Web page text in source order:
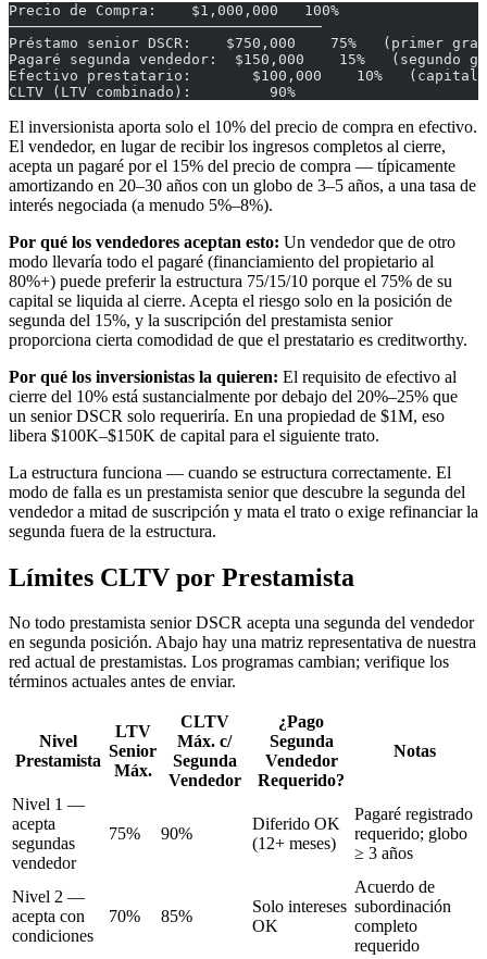
Precio de Compra:    $1,000,000   100%
────────────────────────────────────
Préstamo senior DSCR:    $750,000    75%   (primer
Pagaré segunda vendedor:  $150,000    15%   (segundo
Efectivo prestatario:       $100,000    10%
CLTV (LTV combinado):         90%
El inversionista aporta solo el 10% del precio de compra en efectivo.
El vendedor, en lugar de recibir los ingresos completos al cierre,
acepta un pagaré por el 15% del precio de compra — típicamente
amortizando en 20–30 años con un globo de 3–5 años, a una tasa de
interés negociada (a menudo 5%–8%).
Por qué los vendedores aceptan esto: Un vendedor que de otro
modo llevaría todo el pagaré (financiamiento del propietario al
80%+) puede preferir la estructura 75/15/10 porque el 75% de su
capital se liquida al cierre. Acepta el riesgo solo en la posición de
segunda del 15%, y la suscripción del prestamista senior
proporciona cierta comodidad de que el prestatario es creditworthy.
Por qué los inversionistas la quieren: El requisito de efectivo al
cierre del 10% está sustancialmente por debajo del 20%–25% que
un senior DSCR solo requeriría. En una propiedad de $1M, eso
libera $100K–$150K de capital para el siguiente trato.
La estructura funciona — cuando se estructura correctamente. El
modo de falla es un prestamista senior que descubre la segunda del
vendedor a mitad de suscripción y mata el trato o exige refinanciar la
segunda fuera de la estructura.
Límites CLTV por Prestamista
No todo prestamista senior DSCR acepta una segunda del vendedor
en segunda posición. Abajo hay una matriz representativa de nuestra
red actual de prestamistas. Los programas cambian; verifique los
términos actuales antes de enviar.
Nivel
Prestamista
LTV
Senior
Máx.
CLTV
Máx. c/
Segunda
Vendedor
¿Pago
Segunda
Vendedor
Requerido?
Notas
Nivel 1 —
acepta
segundas
vendedor
75% 90%
Diferido OK
(12+ meses)
Pagaré registrado
requerido; globo
≥ 3 años
Nivel 2 —
acepta con
condiciones
70% 85%
Solo intereses
OK
Acuerdo de
subordinación
completo
requerido